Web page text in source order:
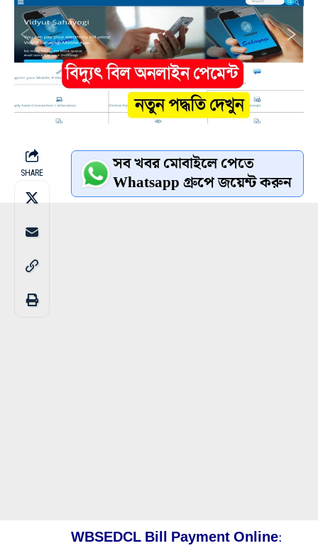
SHARE সব খবর মোবাইলে পেতে
Whatsapp গ্রুপে জয়েন্ট করুন
WBSEDCL Bill Payment Online: